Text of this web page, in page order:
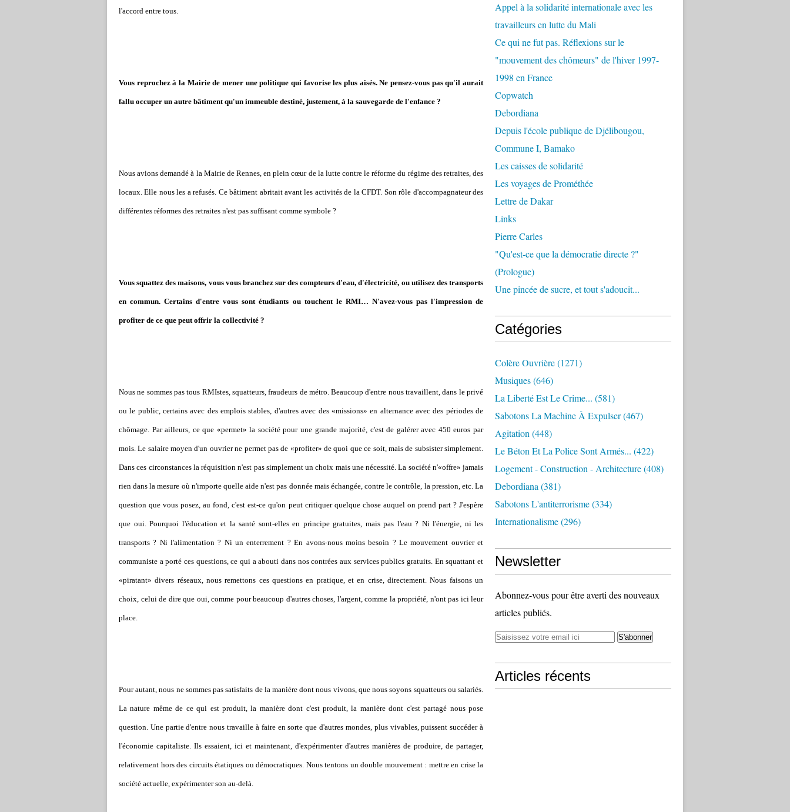
l'accord entre tous.
Vous reprochez à la Mairie de mener une politique qui favorise les plus aisés. Ne pensez-vous pas qu'il aurait
fallu occuper un autre bâtiment qu'un immeuble destiné, justement, à la sauvegarde de l'enfance ?
Nous avions demandé à la Mairie de Rennes, en plein cœur de la lutte contre le réforme du régime des retraites, des
locaux. Elle nous les a refusés. Ce bâtiment abritait avant les activités de la CFDT. Son rôle d'accompagnateur des
différentes réformes des retraites n'est pas suffisant comme symbole ?
Vous squattez des maisons, vous vous branchez sur des compteurs d'eau, d'électricité, ou utilisez des transports
en commun. Certains d'entre vous sont étudiants ou touchent le RMI… N'avez-vous pas l'impression de
profiter de ce que peut offrir la collectivité ?
Nous ne sommes pas tous RMIstes, squatteurs, fraudeurs de métro. Beaucoup d'entre nous travaillent, dans le privé
ou le public, certains avec des emplois stables, d'autres avec des «missions» en alternance avec des périodes de
chômage. Par ailleurs, ce que «permet» la société pour une grande majorité, c'est de galérer avec 450 euros par
mois. Le salaire moyen d'un ouvrier ne permet pas de «profiter» de quoi que ce soit, mais de subsister simplement.
Dans ces circonstances la réquisition n'est pas simplement un choix mais une nécessité. La société n'«offre» jamais
rien dans la mesure où n'importe quelle aide n'est pas donnée mais échangée, contre le contrôle, la pression, etc. La
question que vous posez, au fond, c'est est-ce qu'on peut critiquer quelque chose auquel on prend part ? J'espère
que oui. Pourquoi l'éducation et la santé sont-elles en principe gratuites, mais pas l'eau ? Ni l'énergie, ni les
transports ? Ni l'alimentation ? Ni un enterrement ? En avons-nous moins besoin ? Le mouvement ouvrier et
communiste a porté ces questions, ce qui a abouti dans nos contrées aux services publics gratuits. En squattant et
«piratant» divers réseaux, nous remettons ces questions en pratique, et en crise, directement. Nous faisons un
choix, celui de dire que oui, comme pour beaucoup d'autres choses, l'argent, comme la propriété, n'ont pas ici leur
place.
Pour autant, nous ne sommes pas satisfaits de la manière dont nous vivons, que nous soyons squatteurs ou salariés.
La nature même de ce qui est produit, la manière dont c'est produit, la manière dont c'est partagé nous pose
question. Une partie d'entre nous travaille à faire en sorte que d'autres mondes, plus vivables, puissent succéder à
l'économie capitaliste. Ils essaient, ici et maintenant, d'expérimenter d'autres manières de produire, de partager,
relativement hors des circuits étatiques ou démocratiques. Nous tentons un double mouvement : mettre en crise la
société actuelle, expérimenter son au-delà.
Appel à la solidarité internationale avec les
travailleurs en lutte du Mali
Ce qui ne fut pas. Réflexions sur le
"mouvement des chômeurs" de l'hiver 1997-
1998 en France
Copwatch
Debordiana
Depuis l'école publique de Djélibougou,
Commune I, Bamako
Les caisses de solidarité
Les voyages de Prométhée
Lettre de Dakar
Links
Pierre Carles
"Qu'est-ce que la démocratie directe ?"
(Prologue)
Une pincée de sucre, et tout s'adoucit...
Catégories
Colère Ouvrière(1271)
Musiques(646)
La Liberté Est Le Crime... (581)
Sabotons La Machine À Expulser(467)
Agitation (448)
Le Béton Et La Police Sont Armés... (422)
Logement - Construction - Architecture(408)
Debordiana (381)
Sabotons L'antiterrorisme(334)
Internationalisme(296)
Newsletter
Abonnez-vous pour être averti des nouveaux
articles publiés.
Articles récents